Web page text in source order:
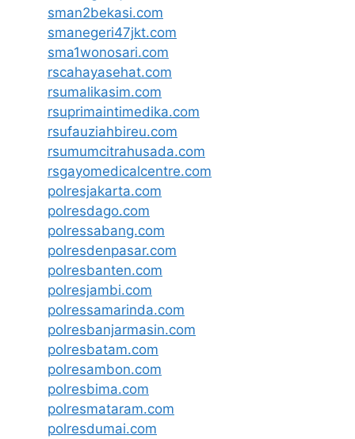
sman2bekasi.com
smanegeri47jkt.com
sma1wonosari.com
rscahayasehat.com
rsumalikasim.com
rsuprimaintimedika.com
rsufauziahbireu.com
rsumumcitrahusada.com
rsgayomedicalcentre.com
polresjakarta.com
polresdago.com
polressabang.com
polresdenpasar.com
polresbanten.com
polresjambi.com
polressamarinda.com
polresbanjarmasin.com
polresbatam.com
polresambon.com
polresbima.com
polresmataram.com
polresdumai.com